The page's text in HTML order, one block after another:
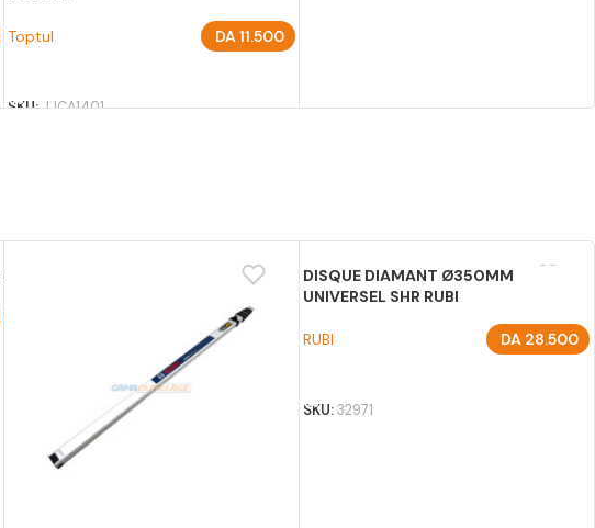
Toptul DA11.500
SKU:JJCA1401
DISQUE DIAMANT Ø350MM
UNIVERSEL SHR RUBI
RUBI DA28.500
SKU:32971